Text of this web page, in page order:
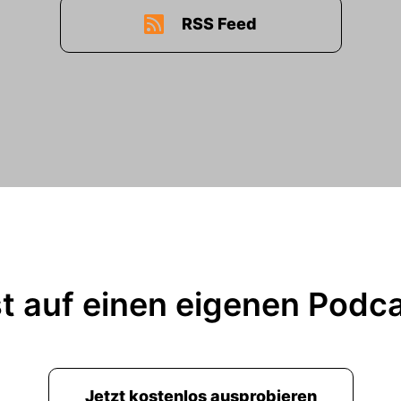
RSS Feed
auf einen eigenen
Jetzt kostenlos ausprobieren